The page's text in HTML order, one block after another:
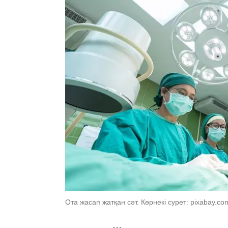
Ота жасап жатқан сәт. Көрнекі сурет: